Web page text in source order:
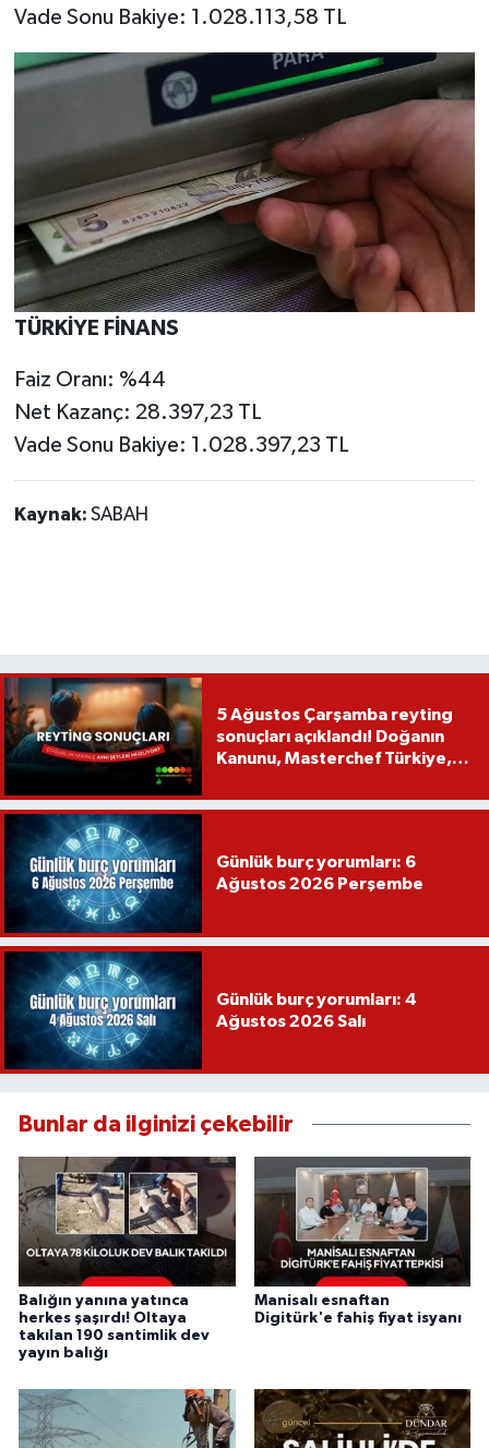
Vade Sonu Bakiye: 1.028.113,58 TL
TÜRKİYE FİNANS
Faiz Oranı: %44
Net Kazanç: 28.397,23 TL
Vade Sonu Bakiye: 1.028.397,23 TL
Kaynak: SABAH
5 Ağustos Çarşamba reyting
sonuçları açıklandı! Doğanın
Kanunu, Masterchef Türkiye,
Günlük burç yorumları: 6
Ağustos 2026 Perşembe
Günlük burç yorumları: 4
Ağustos 2026 Salı
Bunlar da ilginizi çekebilir
Balığın yanına yatınca
herkes şaşırdı! Oltaya
takılan 190 santimlik dev
yayın balığı
Manisalı esnaftan
Digitürk'e fahiş fiyat isyanı